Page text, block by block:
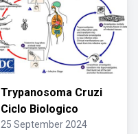
Trypanosoma Cruzi
Ciclo Biologico
25 September 2024